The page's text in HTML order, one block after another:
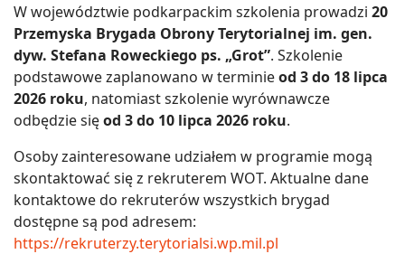
W województwie podkarpackim szkolenia prowadzi 20
Przemyska Brygada Obrony Terytorialnej im. gen.
dyw. Stefana Roweckiego ps. „Grot”. Szkolenie
podstawowe zaplanowano w terminieod 3 do 18 lipca
2026 roku, natomiast szkolenie wyrównawcze
odbędzie sięod 3 do 10 lipca 2026 roku.
Osoby zainteresowane udziałem w programie mogą
skontaktować się z rekruterem WOT. Aktualne dane
kontaktowe do rekruterów wszystkich brygad
dostępne są pod adresem:
https://rekruterzy.terytorialsi.wp.mil.pl